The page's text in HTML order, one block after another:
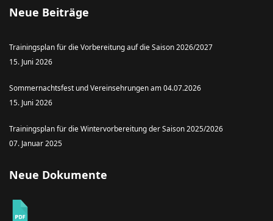
Neue Beiträge
Trainingsplan für die Vorbereitung auf die Saison 2026/2027
15. Juni 2026
Sommernachtsfest und Vereinsehrungen am 04.07.2026
15. Juni 2026
Trainingsplan für die Wintervorbereitung der Saison 2025/2026
07. Januar 2025
Neue Dokumente